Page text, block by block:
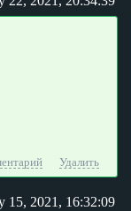
Удалить
15, 2021, 16:32:09